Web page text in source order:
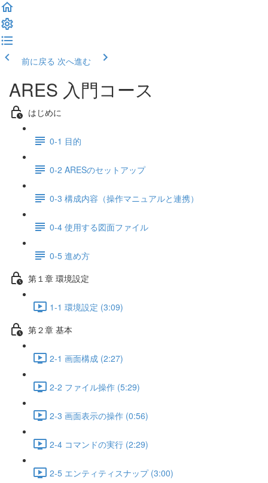
前に戻る 次へ進む
ARES 入門コース
はじめに
0-1 目的
0-2 ARESのセットアップ
0-3 構成内容（操作マニュアルと連携）
0-4 使用する図面ファイル
0-5 進め方
第１章 環境設定
1-1 環境設定 (3:09)
第２章 基本
2-1 画面構成 (2:27)
2-2 ファイル操作 (5:29)
2-3 画面表示の操作 (0:56)
2-4 コマンドの実行 (2:29)
2-5 エンティティスナップ (3:00)